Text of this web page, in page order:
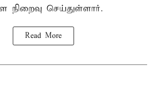
செய்துள்ளார்.
Read More